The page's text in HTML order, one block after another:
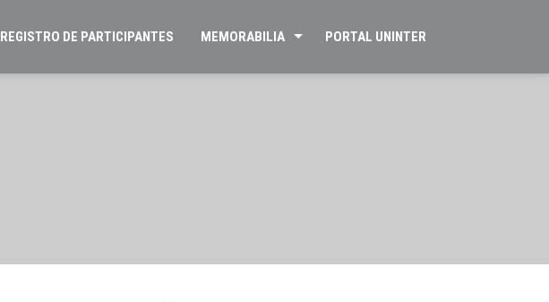
REGISTRO DE PARTICIPANTES MEMORABILIA PORTAL UNINTER